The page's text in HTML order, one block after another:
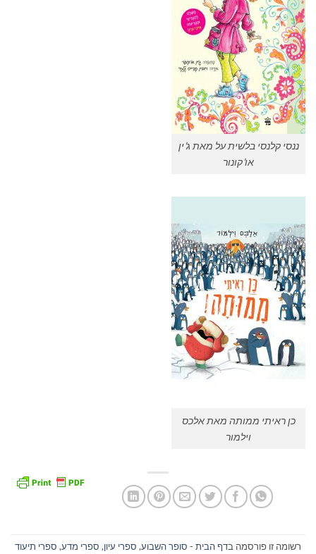
ננסי קלנסי בלשית על מאת ג'ין
או'קונור
כן ראיתי ממותה מאת אלכס
וילמור
רשומה זו פורסמה בדף הבית - סופר השבוע, ספרי עיון, ספרי מדע, ספרי תיעוד